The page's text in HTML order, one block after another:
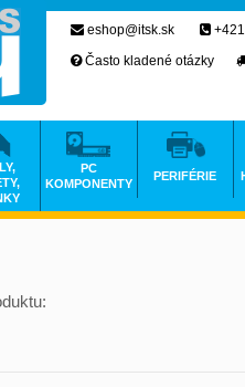
eshop@itsk.sk
Často kladené otázky
PC
KOMPONENTY
PERIFÉRIE